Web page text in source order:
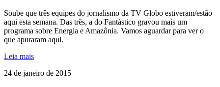
Soube que três equipes do jornalismo da TV Globo estiveram/estão
aqui esta semana. Das três, a do Fantástico gravou mais um
programa sobre Energia e Amazônia. Vamos aguardar para ver o
que apuraram aqui.
Leia mais
24 de janeiro de 2015